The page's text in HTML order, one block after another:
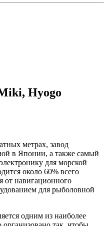
Hyogo
метрах, завод
в Японии, а также самый
для морской
около 60% всего
от навигационного
для рыболовной
одним из наиболее